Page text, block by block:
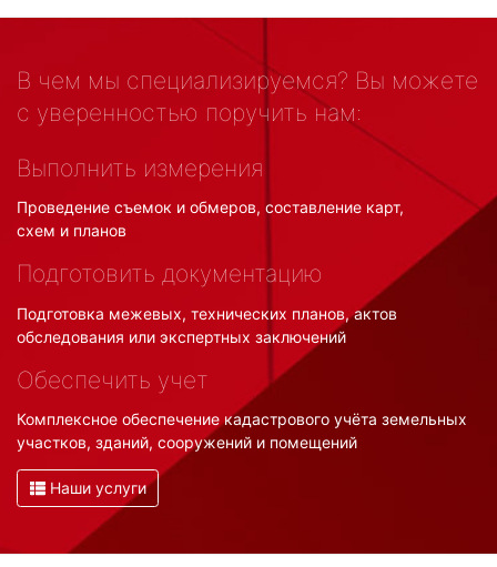
В чем мы специализируемся? Вы можете
с уверенностью поручить нам:
Выполнить измерения
Проведение съемок и обмеров, составление карт,
схем и планов
Подготовить документацию
Подготовка межевых, технических планов, актов
обследования или экспертных заключений
Обеспечить учет
Комплексное обеспечение кадастрового учёта земельных
участков, зданий, сооружений и помещений
Наши услуги